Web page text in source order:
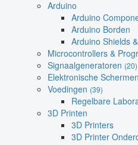
Arduino
Arduino
Arduino Borden
Arduino Shields
Microcontrollers &
Signaalgeneratoren (20)
Elektronische Schermen
Voedingen (39)
Regelbare
3D Printen
3D Printers
3D Printer